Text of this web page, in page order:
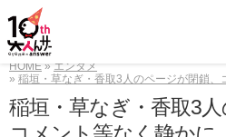
HOME
エンタメ
稲垣・草なぎ・香取3人のページが閉鎖
稲垣・草なぎ・香取3人